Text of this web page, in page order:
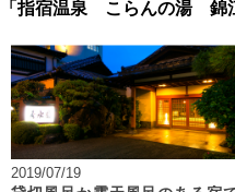
「指宿温泉 こらんの湯 錦
2019/07/19